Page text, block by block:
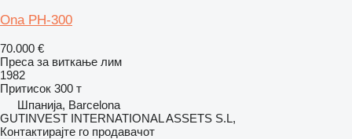
Ona PH-300
70.000 €
Преса за виткање лим
1982
Притисок 300 т
Шпанија, Barcelona
GUTINVEST INTERNATIONAL ASSETS S.L,
Контактирајте го продавачот